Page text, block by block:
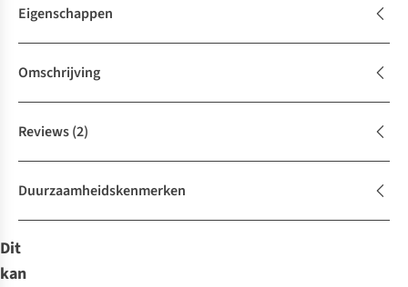
Eigenschappen
Omschrijving
Reviews(2)
Duurzaamheidskenmerken
Dit
kan